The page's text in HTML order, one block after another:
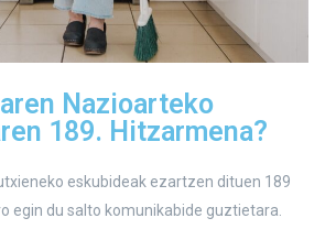
Nazioarteko
189. Hitzarmena?
eskubideak ezartzen dituen 189
egin du salto komunikabide guztietara.